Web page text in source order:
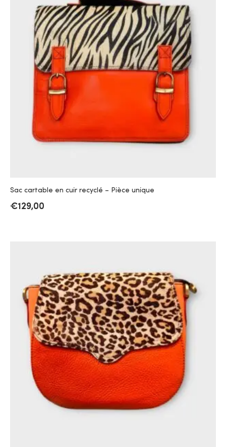
Sac cartable en cuir recyclé – Pièce unique
€129,00